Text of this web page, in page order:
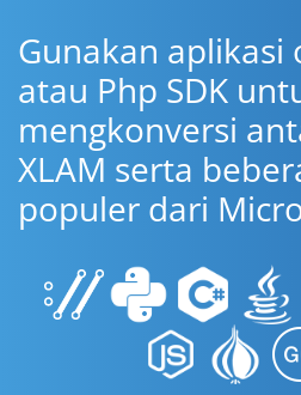
Gunakan aplikasi
atau Php SDK
mengkonversi
XLAM serta
populer dari